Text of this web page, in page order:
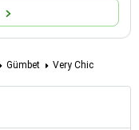
Gümbet Very Chic